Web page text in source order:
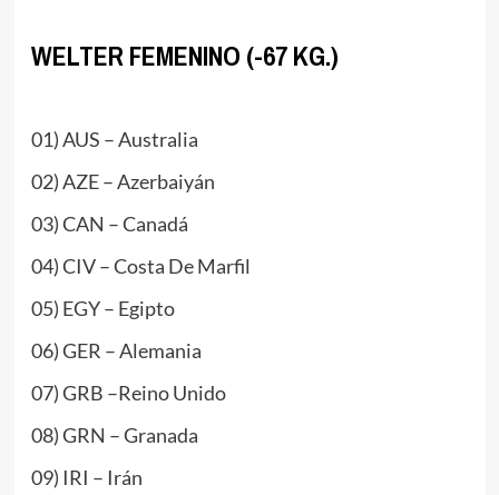
WELTER FEMENINO (-67 KG.)
01) AUS – Australia
02) AZE – Azerbaiyán
03) CAN – Canadá
04) CIV – Costa De Marfil
05) EGY – Egipto
06) GER – Alemania
07) GRB –Reino Unido
08) GRN – Granada
09) IRI – Irán